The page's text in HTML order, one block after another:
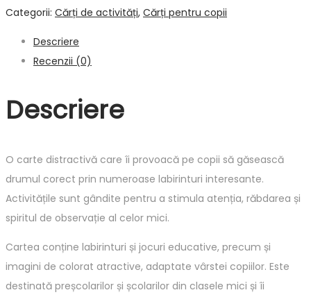
Categorii: Cărți de activități, Cărți pentru copii
Descriere
Recenzii (0)
Descriere
O carte distractivă care îi provoacă pe copii să găsească
drumul corect prin numeroase labirinturi interesante.
Activitățile sunt gândite pentru a stimula atenția, răbdarea și
spiritul de observație al celor mici.
Cartea conține labirinturi și jocuri educative, precum și
imagini de colorat atractive, adaptate vârstei copiilor. Este
destinată preșcolarilor și școlarilor din clasele mici și îi